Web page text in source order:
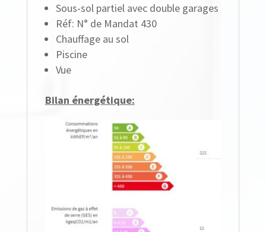
Sous-sol partiel avec double garages
Réf: N° de Mandat 430
Chauffage au sol
Piscine
Vue
Bilan énergétique: